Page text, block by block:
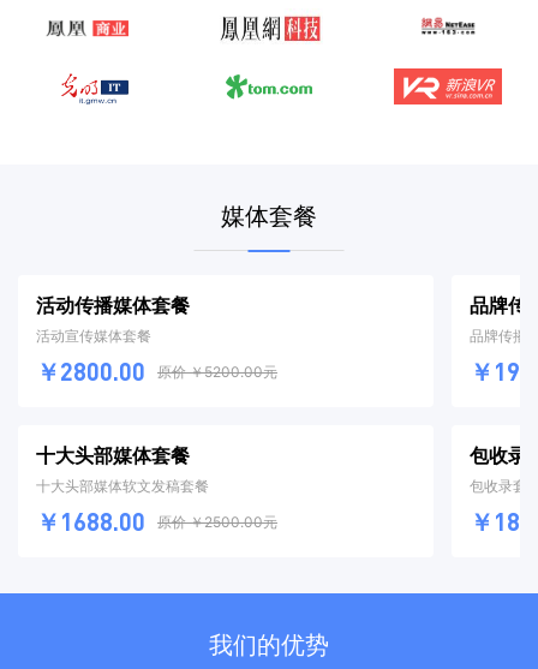
媒体套餐
活动传播媒体套餐
活动宣传媒体套餐
￥2800.00 原价 ￥5200.00元
十大头部媒体套餐
十大头部媒体软文发稿套餐
￥1688.00 原价 ￥2500.00元
品牌传
品牌传播
￥
包收录
包收录套
￥
我们的优势